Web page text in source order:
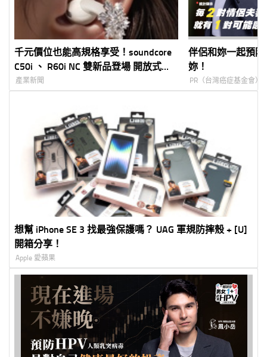
千元價位也能高規格享受！soundcore
C50i 、 R60i NC 雙新品登場 開放式輕
量佩戴、強效主動降噪一次到位 7-
產業新聞
伴侶和妳一起預
妳！
PR（台灣癌症基金會）
想幫 iPhone SE 3 找最強保護嗎？ UAG 軍規防摔殼 + [U]
開箱分享！
Apple 愛蘋果